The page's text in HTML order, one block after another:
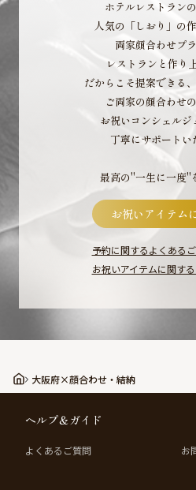
ホテルレストランの
人気の「しおり」の
両家顔合わせプ
レストランと作り
だからこそ提案できる
ご両家の顔合わせ
お祝いコンシェルジ
丁寧にサポートい
最高の"一生に一度"
お祝いアイテム
予約に関するよくある
お祝いアイテムに関す
大阪府×顔合わせ・結納
ヘルプ＆ガイド
よくあるご質問 お